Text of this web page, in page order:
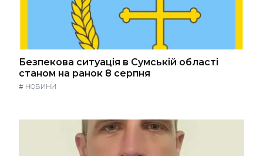
Безпекова ситуація в Сумській області
станом на ранок 8 серпня
# НОВИНИ